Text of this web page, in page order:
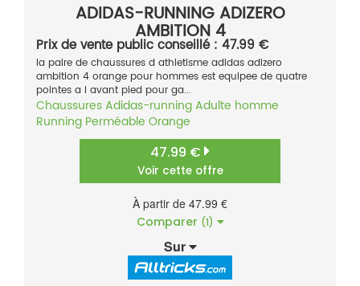
ADIDAS-RUNNING ADIZERO
AMBITION 4
Prix de vente public conseillé : 47.99 €
la paire de chaussures d athletisme adidas adizero
ambition 4 orange pour hommes est equipee de quatre
pointes a l avant pied pour ga...
ChaussuresAdidas-runningAdulte homme
Running Perméable Orange
47.99 €
Voir cette offre
À partir de 47.99 €
Comparer (1)
Sur